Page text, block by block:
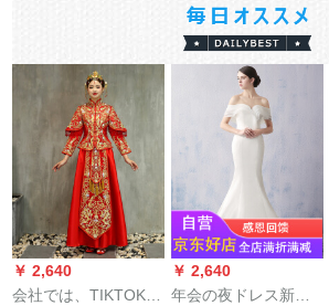
￥ 2,640
会社では、TIKTOKネ
￥ 2,640
年会の夜ドレス新人